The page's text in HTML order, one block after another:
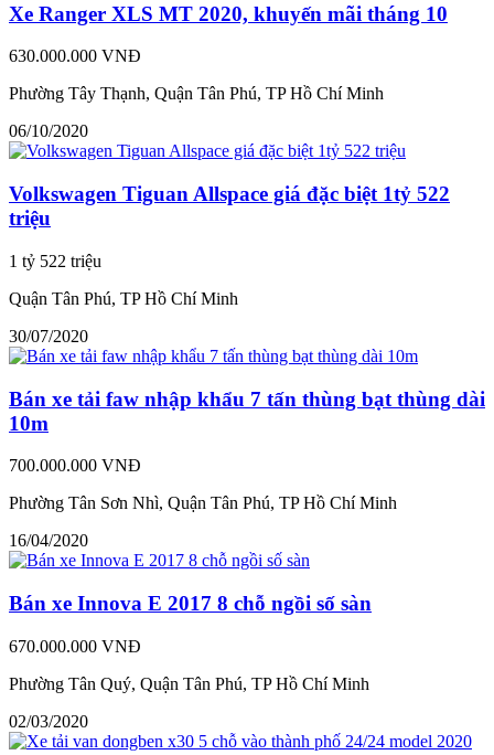
Xe Ranger XLS MT 2020, khuyến mãi tháng 10
630.000.000 VNĐ
Phường Tây Thạnh, Quận Tân Phú, TP Hồ Chí Minh
06/10/2020
Volkswagen Tiguan Allspace giá đặc biệt 1tỷ 522
triệu
1 tỷ 522 triệu
Quận Tân Phú, TP Hồ Chí Minh
30/07/2020
Bán xe tải faw nhập khẩu 7 tấn thùng bạt thùng dài
10m
700.000.000 VNĐ
Phường Tân Sơn Nhì, Quận Tân Phú, TP Hồ Chí Minh
16/04/2020
Bán xe Innova E 2017 8 chỗ ngồi số sàn
670.000.000 VNĐ
Phường Tân Quý, Quận Tân Phú, TP Hồ Chí Minh
02/03/2020